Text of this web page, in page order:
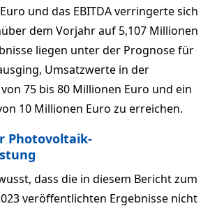
und das EBITDA verringerte sich
dem Vorjahr auf 5,107 Millionen
liegen unter der Prognose für
Umsatzwerte in der
75 bis 80 Millionen Euro und ein
10 Millionen Euro zu erreichen.
Photovoltaik-
dass die in diesem Bericht zum
veröffentlichten Ergebnisse nicht